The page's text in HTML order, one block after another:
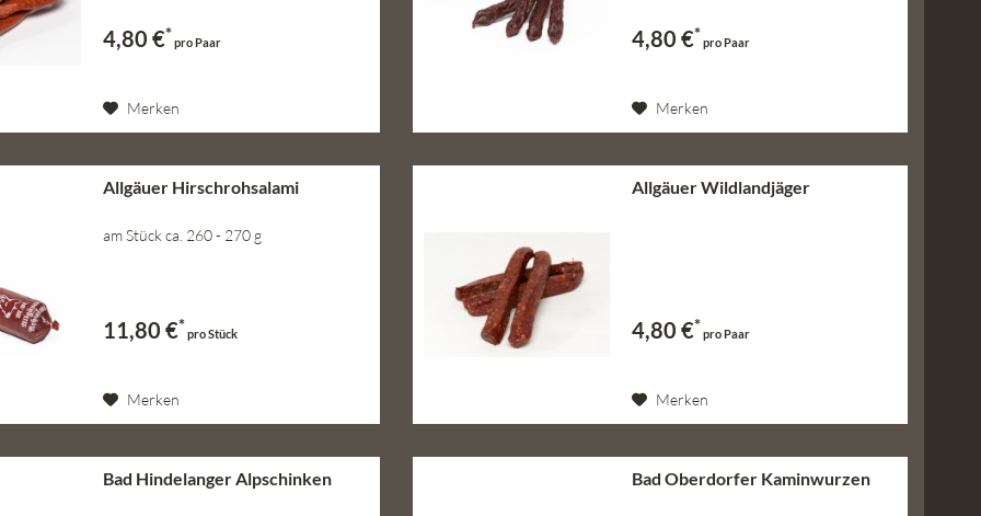
4,80 €*pro Paar
Merken
4,80 €*pro Paar
Merken
Allgäuer Hirschrohsalami
am Stück ca. 260 - 270 g
11,80 €*pro Stück
Merken
Allgäuer Wildlandjäger
4,80 €*pro Paar
Merken
Bad Hindelanger Alpschinken Bad Oberdorfer Kaminwurzen